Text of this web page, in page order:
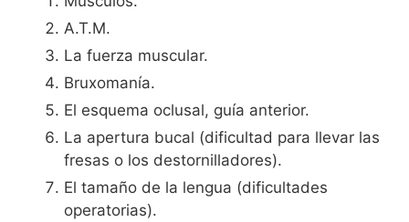
A.T.M.
La fuerza muscular.
Bruxomanía.
El esquema oclusal, guía anterior.
La apertura bucal (dificultad para llevar las
fresas o los destornilladores).
El tamaño de la lengua (dificultades
operatorias).